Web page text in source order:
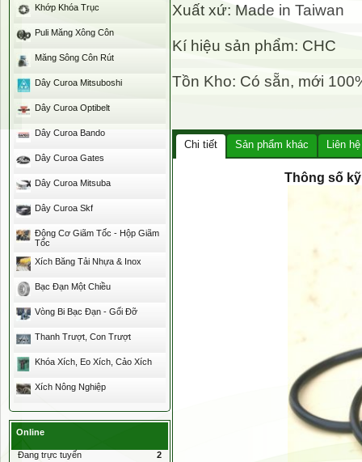
Xuất xứ: Made in Taiwan
Kí hiệu sản phẩm: CHC
Tồn Kho: Có sẵn, mới
Chi tiết Sản phẩm khác Liên hệ
Thông số
Khớp Khóa Trục
Puli Măng Xông Côn
Măng Sông Côn Rút
Dây Curoa Mitsuboshi
Dây Curoa Optibelt
Dây Curoa Bando
Dây Curoa Gates
Dây Curoa Mitsuba
Dây Curoa Skf
Động Cơ Giãm Tốc - Hộp Giãm
Tốc
Xích Băng Tải Nhựa & Inox
Bạc Đạn Một Chiều
Vòng Bi Bạc Đạn - Gối Đỡ
Thanh Trượt, Con Trượt
Khóa Xích, Eo Xích, Cảo Xích
Xích Nông Nghiệp
Online
Đang trực tuyến
2